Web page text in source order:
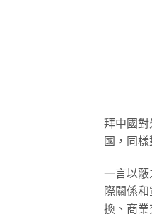
拜中國
國，同
一言以蔽
際關係
換、商業